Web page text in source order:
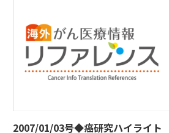
2007/01/03号◆癌研究ハイライト